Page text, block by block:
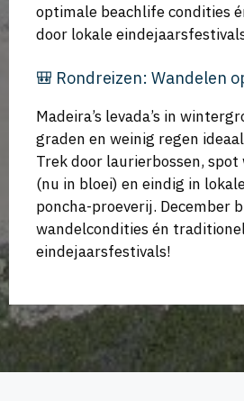
optimale beachlife condities
door lokale
🎒 Rondreizen: Wandelen
Madeira’s levada’s in
graden en weinig regen
Trek door laurierbossen,
(nu in bloei) en eindig in
poncha-proeverij. December
wandelcondities én
eindejaarsfestivals!